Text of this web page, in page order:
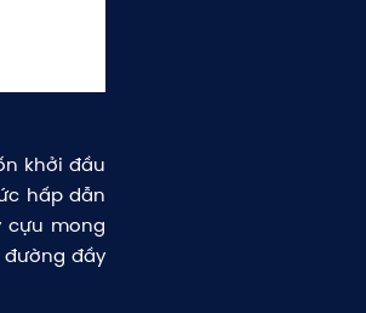
khởi đầu
hấp dẫn
cựu mong
đầy